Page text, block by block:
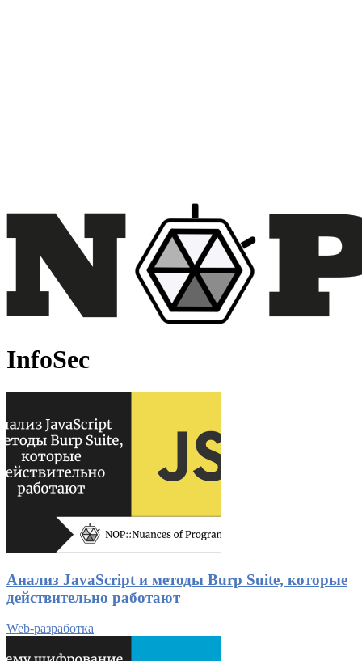
InfoSec
Анализ JavaScript и методы Burp Suite, которые
действительно работают
Web-разработка